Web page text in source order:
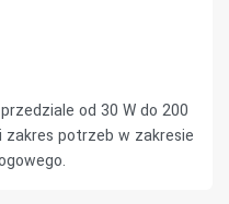
od 30 W do 200
zakres potrzeb w zakresie